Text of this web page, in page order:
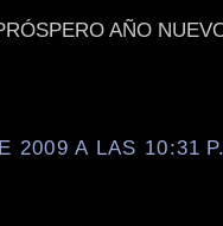
AÑO
2009 A LAS 10:31